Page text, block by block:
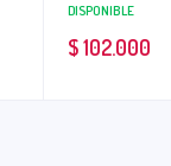
DISPONIBLE
$102.000